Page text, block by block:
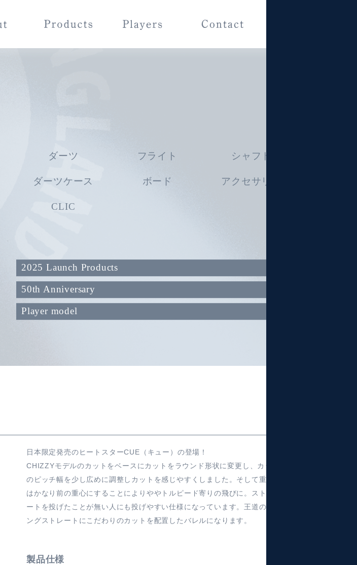
ダーツ フライト シャフト
ダーツケース ボード アクセサリー
CLIC
2025 Launch Products
50th Anniversary
Player model
日本限定発売のヒートスターCUE（キュー）の登場！
CHIZZYモデルのカットをベースにカットをラウンド形状に変更し、カット
のピッチ幅を少し広めに調整しカットを感じやすくしました。そして重心
はかなり前の重心にすることによりややトルピード寄りの飛びに。ストレ
ートを投げたことが無い人にも投げやすい仕様になっています。王道のロ
ングストレートにこだわりのカットを配置したバレルになります。
製品仕様